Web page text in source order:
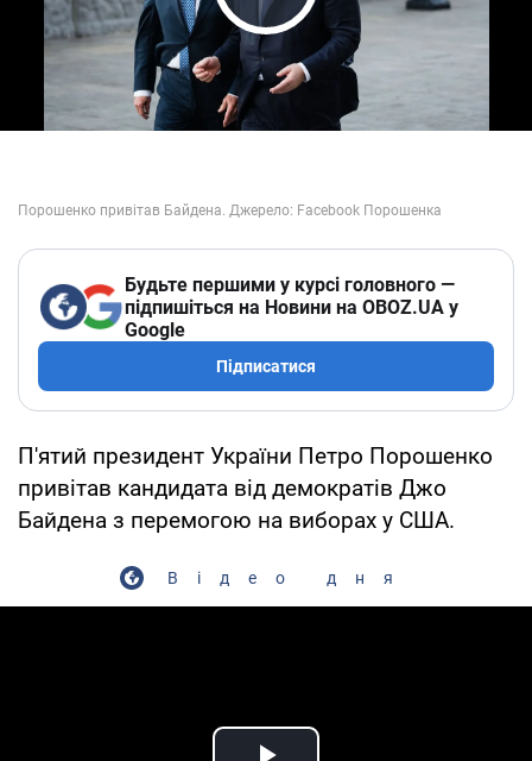
Play Video
Будьте першими у курсі головного —
підпишіться на Новини на OBOZ.UA у
Google
Підписатися
П'ятий президент України Петро Порошенко
привітав кандидата від демократів Джо
Байдена з перемогою на виборах у США.
Відео дня